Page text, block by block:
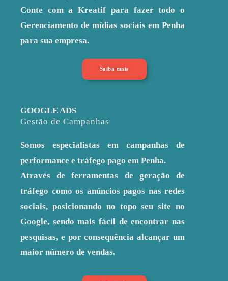
Conte com a Kreatif para fazer todo o
Gerenciamento de mídias sociais em Penha
para sua empresa.
Saiba mais
GOOGLE ADS
Gestão de Campanhas
Somos especialistas em campanhas de
performance e tráfego pago em Penha.
Através de ferramentas de geração de
tráfego como os anúncios pagos nas redes
sociais, posicionando no topo seu site no
Google, sendo mais fácil de encontrar nas
pesquisas, e por consequência alcançar um
maior número de vendas.